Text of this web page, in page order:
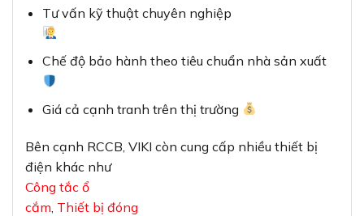
Tư vấn kỹ thuật chuyên nghiệp
Chế độ bảo hành theo tiêu chuẩn nhà sản xuất
Giá cả cạnh tranh trên thị trường
Bên cạnh RCCB, VIKI còn cung cấp nhiều thiết bị
điện khác như
Công tắc ổ
cắm Thiết bị đóng